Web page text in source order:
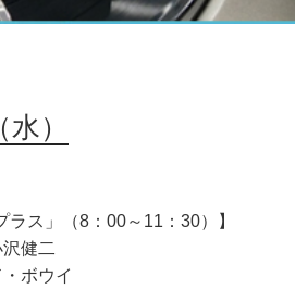
）
ラス」（8：00～11：30）】
健二
ボウイ